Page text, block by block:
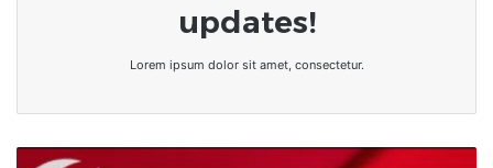
updates!
Lorem ipsum dolor sit amet, consectetur.
Accord